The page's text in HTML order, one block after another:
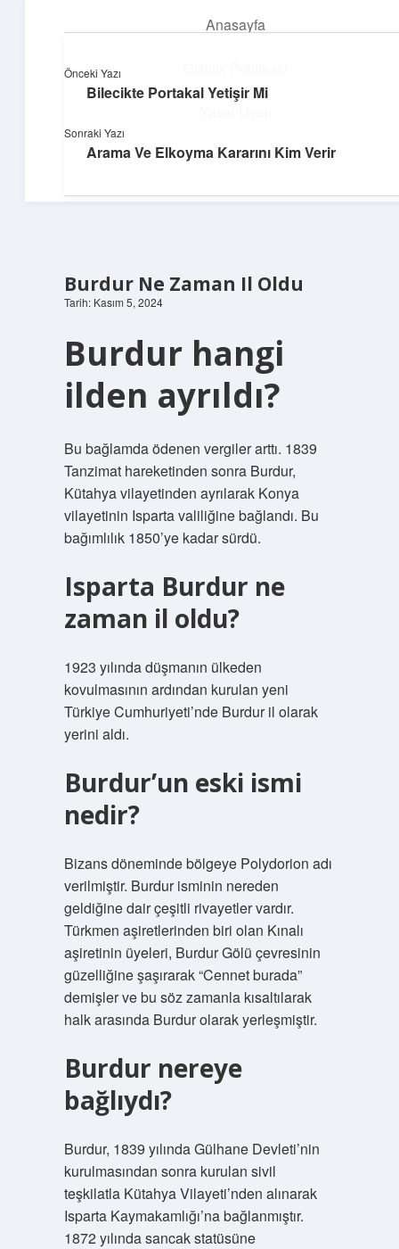
Anasayfa
Hakkımızda
Dijital Dünya Günlüğü
Burdur Ne Zaman Il Oldu
Tarih: Kasım 5, 2024
Burdur hangi
ilden ayrıldı?
Bu bağlamda ödenen vergiler arttı. 1839
Tanzimat hareketinden sonra Burdur,
Kütahya vilayetinden ayrılarak Konya
vilayetinin Isparta valiliğine bağlandı. Bu
bağımlılık 1850’ye kadar sürdü.
Isparta Burdur ne
zaman il oldu?
1923 yılında düşmanın ülkeden
kovulmasının ardından kurulan yeni
Türkiye Cumhuriyeti’nde Burdur il olarak
yerini aldı.
Burdur’un eski ismi
nedir?
Bizans döneminde bölgeye Polydorion adı
verilmiştir. Burdur isminin nereden
geldiğine dair çeşitli rivayetler vardır.
Türkmen aşiretlerinden biri olan Kınalı
aşiretinin üyeleri, Burdur Gölü çevresinin
güzelliğine şaşırarak “Cennet burada”
demişler ve bu söz zamanla kısaltılarak
halk arasında Burdur olarak yerleşmiştir.
Burdur nereye
bağlıydı?
Burdur, 1839 yılında Gülhane Devleti’nin
kurulmasından sonra kurulan sivil
teşkilatla Kütahya Vilayeti’nden alınarak
Isparta Kaymakamlığı’na bağlanmıştır.
1872 yılında sancak statüsüne
Önceki Yazı
Bilecikte Portakal Yetişir Mi
Sonraki Yazı
Arama Ve Elkoyma Kararını Kim Verir